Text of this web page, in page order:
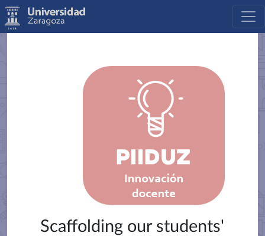
Scaffolding our students'